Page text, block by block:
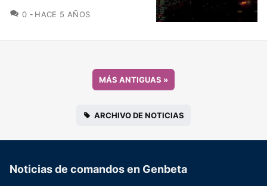
0 COMENTARIOS
HACE 5 AÑOS
MÁS ANTIGUAS »
ARCHIVO DE NOTICIAS
Noticias de comandos en Genbeta